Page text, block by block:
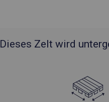
Dieses Zelt wird